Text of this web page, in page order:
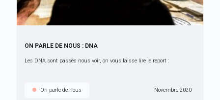
ON PARLE DE NOUS : DNA
Les DNA sont passés nous voir, on vous laisse lire le report :
On parle de nous Novembre 2020